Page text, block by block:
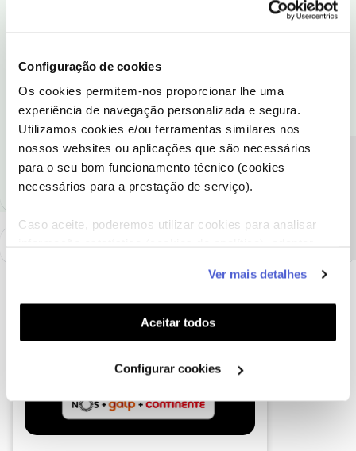
Configuração de cookies
Os cookies permitem-nos proporcionar lhe uma
experiência de navegação personalizada e segura.
Utilizamos cookies e/ou ferramentas similares nos
nossos websites ou aplicações que são necessários
para o seu bom funcionamento técnico (cookies
necessários para a prestação de serviço).
Caso aceite, poderemos utilizar cookies para analisar
funcionalidades (cookies de personalização e
funcionalidade) e adaptar anúncios aos seus interesses
(cookies de publicidade personalizada). Pode gerir a
utilização dos cookies clicando em "Configurar
Ver mais detalhes
Aceitar todos
Configurar cookies
Obrigada
Ajude a comunidade a encontrar informação relevante. Marque
como "Melhor Resposta" e faça "Like" nos melhores comentários.
1 pessoa gostou